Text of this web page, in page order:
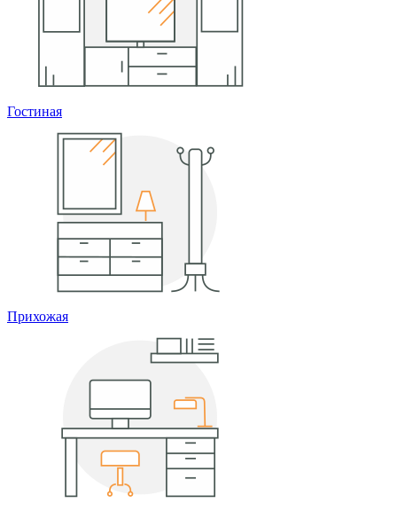
Гостиная
Прихожая